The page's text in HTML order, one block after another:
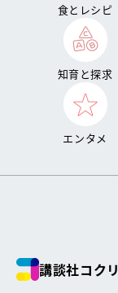
食とレシピ
知育と探求
エンタメ
講談社コク